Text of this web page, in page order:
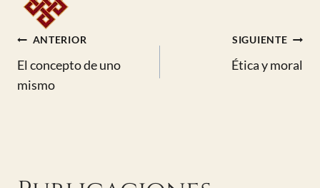
Navegación
de
ANTERIOR
El concepto de uno
mismo
SIGUIENTE
Ética y moral